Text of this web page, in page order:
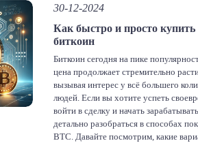
Facebook
Отправить
30-12-2024
Как быстро и просто купить
биткоин
Биткоин сегодня на пике
цена продолжает стремительно
вызывая интерес у всё большего
людей. Если вы хотите успеть
войти в сделку и начать
детально разобраться в способах
BTC. Давайте посмотрим, какие